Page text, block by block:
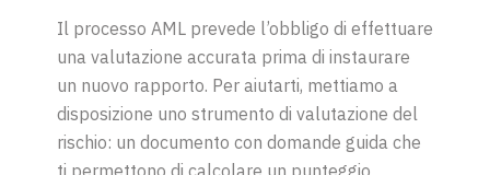
Il processo AML prevede l’obbligo di effettuare
una valutazione accurata prima di instaurare
un nuovo rapporto. Per aiutarti, mettiamo a
disposizione uno strumento di valutazione del
rischio: un documento con domande guida che